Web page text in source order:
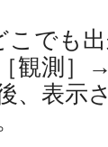
こでも
観測］
、表示